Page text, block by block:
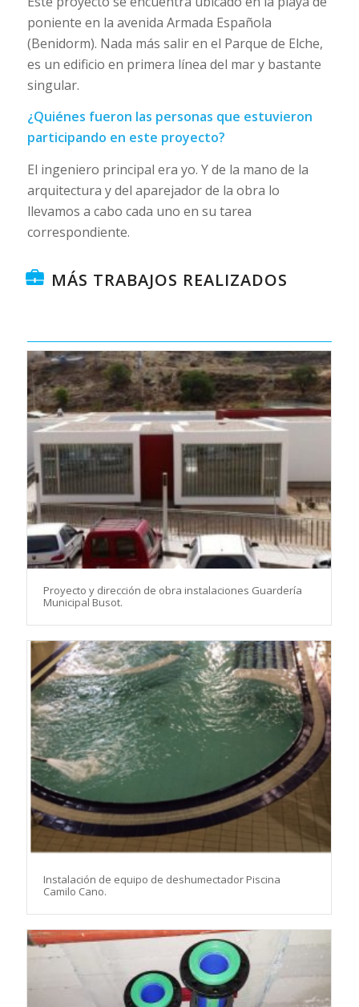
poniente en la avenida Armada Española
(Benidorm). Nada más salir en el Parque de Elche,
es un edificio en primera línea del mar y bastante
singular.
¿Quiénes fueron las personas que estuvieron
participando en este proyecto?
El ingeniero principal era yo. Y de la mano de la
arquitectura y del aparejador de la obra lo
llevamos a cabo cada uno en su tarea
correspondiente.
MÁS TRABAJOS REALIZADOS
Proyecto y dirección de obra instalaciones Guardería
Municipal Busot.
Instalación de equipo de deshumectador Piscina
Camilo Cano.